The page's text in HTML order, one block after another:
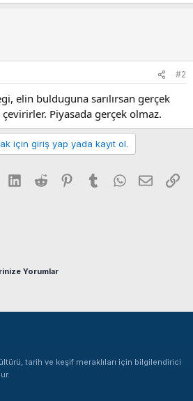
#2
elin bulduguna sarılırsan gerçek
Piyasada gerçek olmaz.
için giriş yap yada kayıt ol.
LinkedIn
Reddit PinterestTumblrWhatsApp
E-posta
Yorumlar
tarih ve keşif meraklıları için bilgilendirici